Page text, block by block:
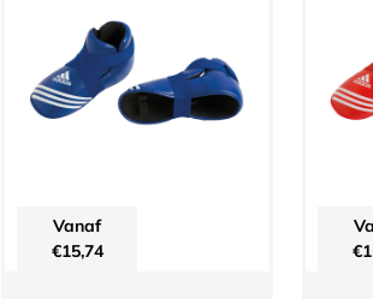
Vanaf
€15,74
€